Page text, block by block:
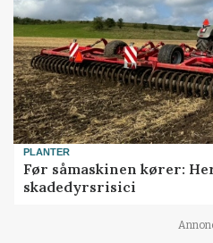
PLANTER
Før såmaskinen kører:
skadedyrsrisici